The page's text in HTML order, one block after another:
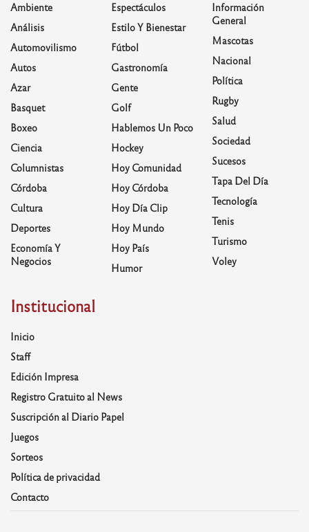
Ambiente
Análisis
Automovilismo
Autos
Azar
Basquet
Boxeo
Ciencia
Columnistas
Córdoba
Cultura
Deportes
Economía Y
Negocios
Espectáculos
Estilo Y Bienestar
Fútbol
Gastronomía
Gente
Golf
Hablemos Un Poco
Hockey
Hoy Comunidad
Hoy Córdoba
Hoy Día Clip
Hoy Mundo
Hoy País
Humor
Información
General
Mascotas
Nacional
Política
Rugby
Salud
Sociedad
Sucesos
Tapa Del Día
Tecnología
Tenis
Turismo
Voley
Institucional
Inicio
Staff
Edición Impresa
Registro Gratuito al News
Suscripción al Diario Papel
Juegos
Sorteos
Política de privacidad
Contacto